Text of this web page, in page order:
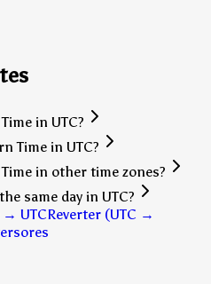
in UTC?
Time in UTC?
in other time zones?
same day in UTC?
→ UTCReverter (UTC →